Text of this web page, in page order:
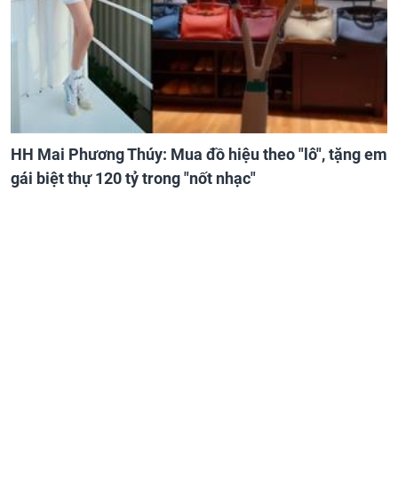
HH Mai Phương Thúy: Mua đồ hiệu theo "lô", tặng em
gái biệt thự 120 tỷ trong "nốt nhạc"